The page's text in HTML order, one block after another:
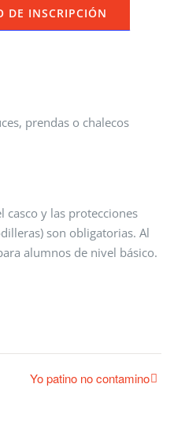
DE INSCRIPCIÓN
prendas o chalecos
casco y las protecciones
son obligatorias. Al
alumnos de nivel básico.
Yo patino no contamino